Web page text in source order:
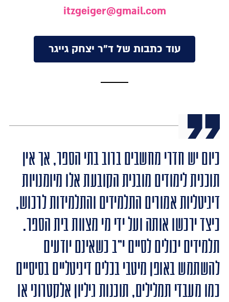
itzgeiger@gmail.com
עוד כתבות של ד"ר יצחק גייגר
כיום יש חדרי מחשבים ברוב בתי הספר, אך אין
תוכנית לימודים מובנית הקובעת אלו מיומנויות
דיגיטליות אמורים התלמידים והתלמידות לרכוש,
כיצד ירכשו אותה ועל ידי מי מצוות בית הספר.
תלמידים יכולים לסיים י"ב כשאינם יודעים
להשתמש באופן מיטבי בכלים דיגיטליים בסיסיים
כמו מעבדי תמלילים, תוכנות גיליון אלקטרוני או